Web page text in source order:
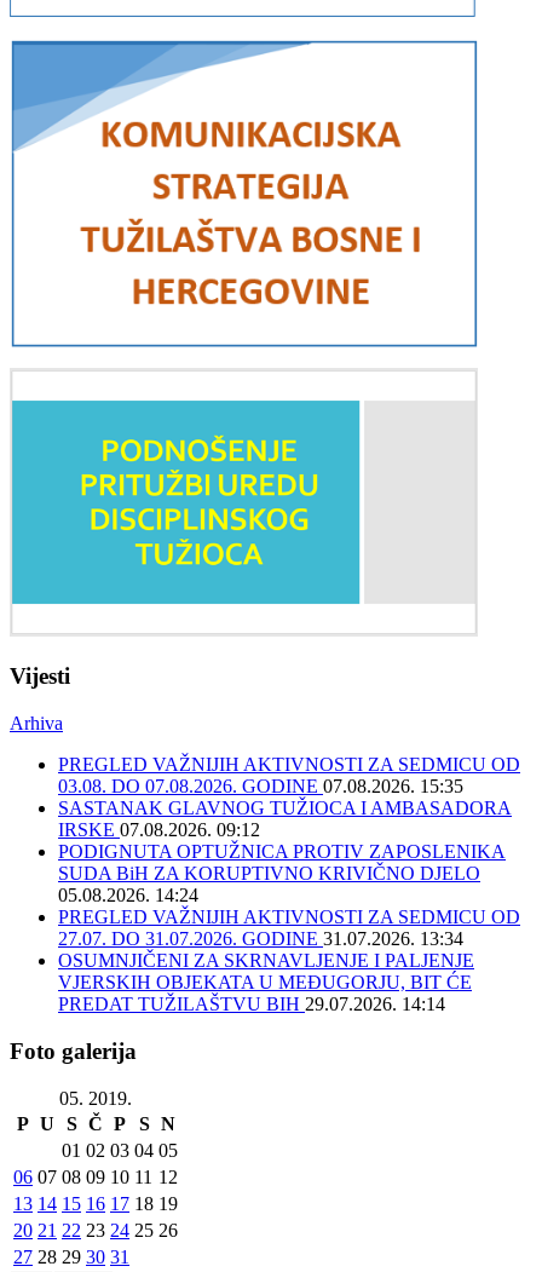
Vijesti
Arhiva
PREGLED VAŽNIJIH AKTIVNOSTI ZA SEDMICU OD
03.08. DO 07.08.2026. GODINE 07.08.2026. 15:35
SASTANAK GLAVNOG TUŽIOCA I AMBASADORA
IRSKE 07.08.2026. 09:12
PODIGNUTA OPTUŽNICA PROTIV ZAPOSLENIKA
SUDA BiH ZA KORUPTIVNO KRIVIČNO DJELO
05.08.2026. 14:24
PREGLED VAŽNIJIH AKTIVNOSTI ZA SEDMICU OD
27.07. DO 31.07.2026. GODINE 31.07.2026. 13:34
OSUMNJIČENI ZA SKRNAVLJENJE I PALJENJE
VJERSKIH OBJEKATA U MEĐUGORJU, BIT ĆE
PREDAT TUŽILAŠTVU BIH 29.07.2026. 14:14
Foto galerija
05. 2019.
P U S Č P S N
01 02 03 04 05
06 07 08 09 10 11 12
13 14 15 16 17 18 19
20 21 22 23 24 25 26
27 28 29 30 31